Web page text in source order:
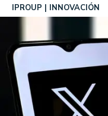
IPROUP INNOVACIÓN